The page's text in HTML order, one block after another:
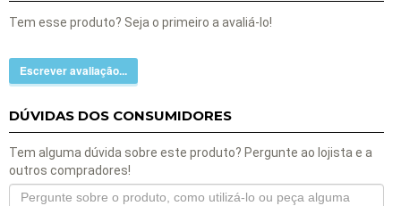
Tem esse produto? Seja o primeiro a avaliá-lo!
Escrever avaliação...
DÚVIDAS DOS CONSUMIDORES
Tem alguma dúvida sobre este produto? Pergunte ao lojista e a
outros compradores!